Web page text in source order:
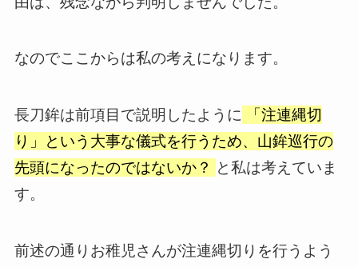
なのでここからは私の考えになります。
長刀鉾は前項目で説明したように 「注連縄切
り」という大事な儀式を行うため、山鉾巡行の
先頭になったのではないか？
と私は考えていま
す。
前述の通りお稚児さんが注連縄切りを行うよう